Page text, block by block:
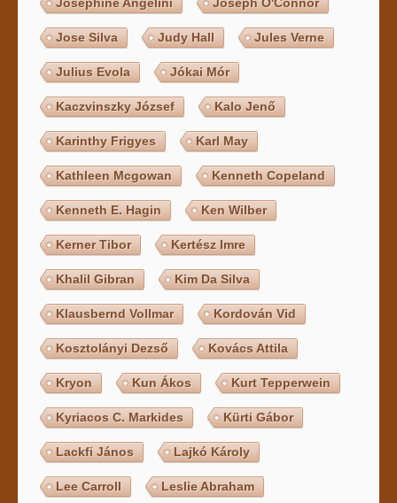
Jose Silva Judy Hall Jules Verne
Julius Evola Jókai Mór
Kaczvinszky József Kalo Jenő
Karinthy Frigyes Karl May
Kathleen Mcgowan Kenneth Copeland
Kenneth E. Hagin Ken Wilber
Kerner Tibor Kertész Imre
Khalil Gibran Kim Da Silva
Klausbernd Vollmar Kordován Vid
Kosztolányi Dezső Kovács Attila
Kryon Kun Ákos Kurt Tepperwein
Kyriacos C. Markides Kürti Gábor
Lackfi János Lajkó Károly
Lee Carroll Leslie Abraham